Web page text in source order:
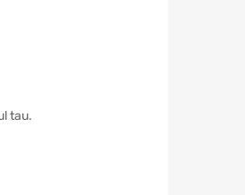
tau.